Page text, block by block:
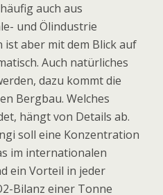
auch aus
und Ölindustrie
aber mit dem Blick auf
Auch natürliches
dazu kommt die
Bergbau. Welches
hängt von Details ab.
soll eine Konzentration
im internationalen
ein Vorteil in jeder
Bilanz einer Tonne